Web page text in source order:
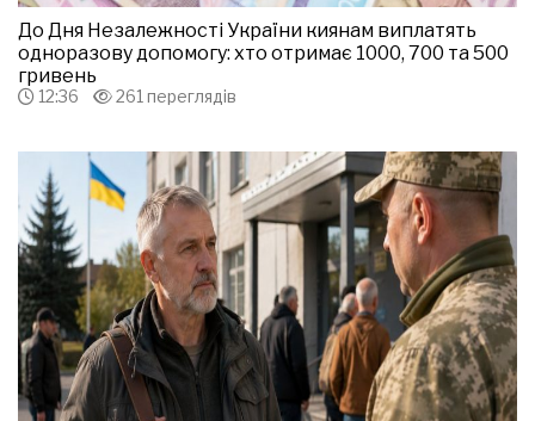
До Дня Незалежності України киянам виплатять
одноразову допомогу: хто отримає 1000, 700 та 500
гривень
12:36 261 переглядів